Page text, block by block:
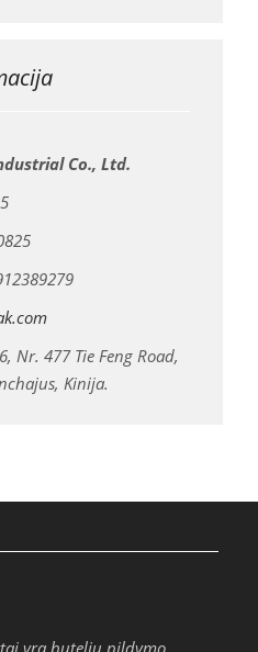
Co., Ltd.
Nr. 477 Tie Feng Road,
Kinija.
yra butelių pildymo